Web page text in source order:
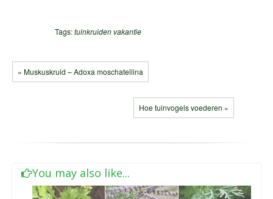
Tags:tuinkruiden vakantie
« Muskuskruid – Adoxa moschatellina
Hoe tuinvogels voederen »
You may also like...